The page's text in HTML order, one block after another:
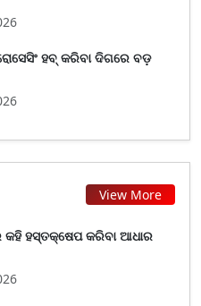
ହବ୍ କରିବା ଦିଗରେ ବଡ଼
View More
କହି ହସ୍ତକ୍ଷେପ କରିବା ଆଧାର